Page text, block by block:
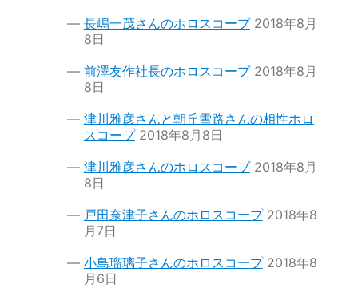
長嶋一茂さんのホロスコープ 2018年8月
8日
前澤友作社長のホロスコープ 2018年8月
8日
津川雅彦さんと朝丘雪路さんの相性ホロ
スコープ 2018年8月8日
津川雅彦さんのホロスコープ 2018年8月
8日
戸田奈津子さんのホロスコープ 2018年8
月7日
小島瑠璃子さんのホロスコープ 2018年8
月6日